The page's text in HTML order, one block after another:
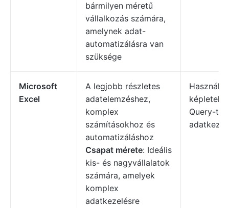
bármilyen méretű
vállalkozás számára,
amelynek adat-
automatizálásra van
szüksége
Microsoft
Excel
A legjobb részletes
adatelemzéshez,
komplex
számításokhoz és
automatizáláshoz
Csapat mérete: Ideális
kis- és nagyvállalatok
számára, amelyek
komplex
adatkezelésre
Query-t a